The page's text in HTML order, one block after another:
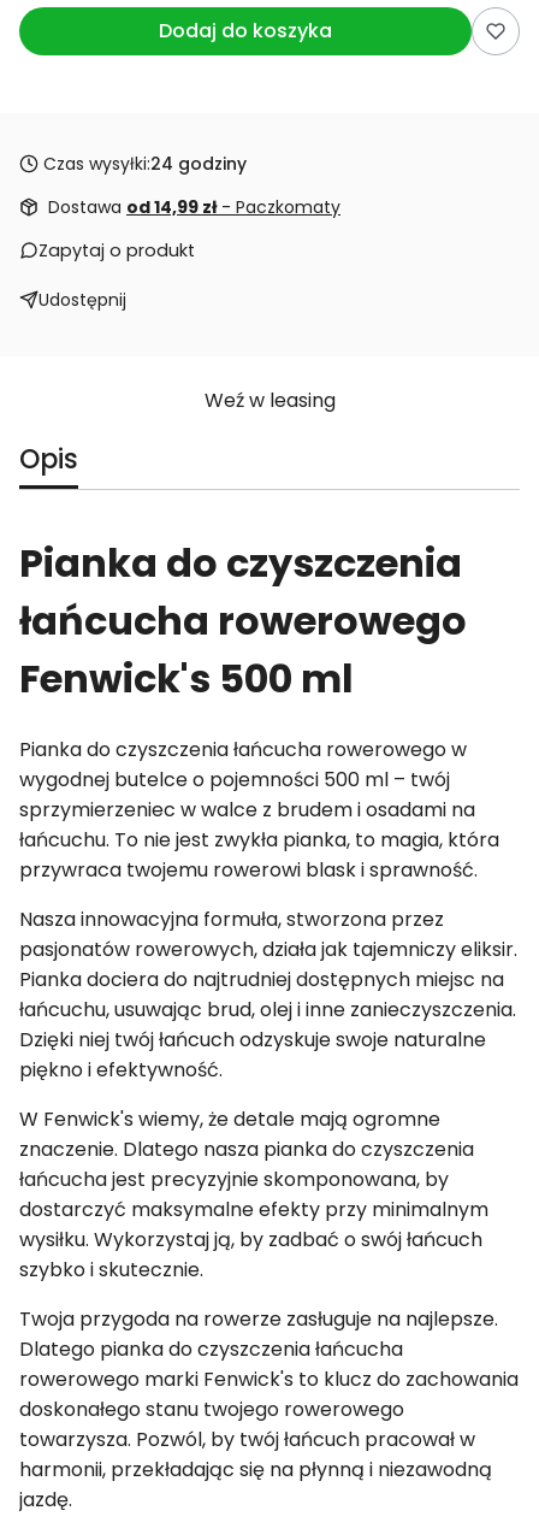
Dodaj do koszyka
Czas wysyłki:24 godziny
Dostawa od 14,99 zł - Paczkomaty
Zapytaj o produkt
Udostępnij
Weź w leasing
Opis
Pianka do czyszczenia
łańcucha rowerowego
Fenwick's 500 ml
Pianka do czyszczenia łańcucha rowerowego w
wygodnej butelce o pojemności 500 ml – twój
sprzymierzeniec w walce z brudem i osadami na
łańcuchu. To nie jest zwykła pianka, to magia, która
przywraca twojemu rowerowi blask i sprawność.
Nasza innowacyjna formuła, stworzona przez
pasjonatów rowerowych, działa jak tajemniczy eliksir.
Pianka dociera do najtrudniej dostępnych miejsc na
łańcuchu, usuwając brud, olej i inne zanieczyszczenia.
Dzięki niej twój łańcuch odzyskuje swoje naturalne
piękno i efektywność.
W Fenwick's wiemy, że detale mają ogromne
znaczenie. Dlatego nasza pianka do czyszczenia
łańcucha jest precyzyjnie skomponowana, by
dostarczyć maksymalne efekty przy minimalnym
wysiłku. Wykorzystaj ją, by zadbać o swój łańcuch
szybko i skutecznie.
Twoja przygoda na rowerze zasługuje na najlepsze.
Dlatego pianka do czyszczenia łańcucha
rowerowego marki Fenwick's to klucz do zachowania
doskonałego stanu twojego rowerowego
towarzysza. Pozwól, by twój łańcuch pracował w
harmonii, przekładając się na płynną i niezawodną
jazdę.